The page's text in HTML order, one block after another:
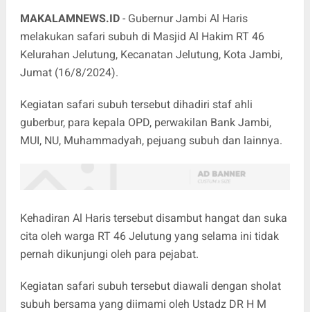
MAKALAMNEWS.ID- Gubernur Jambi Al Haris
melakukan safari subuh di Masjid Al Hakim RT 46
Kelurahan Jelutung, Kecanatan Jelutung, Kota Jambi,
Jumat (16/8/2024).
Kegiatan safari subuh tersebut dihadiri staf ahli
guberbur, para kepala OPD, perwakilan Bank Jambi,
MUI, NU, Muhammadyah, pejuang subuh dan lainnya.
Kehadiran Al Haris tersebut disambut hangat dan suka
cita oleh warga RT 46 Jelutung yang selama ini tidak
pernah dikunjungi oleh para pejabat.
Kegiatan safari subuh tersebut diawali dengan sholat
subuh bersama yang diimami oleh Ustadz DR H M